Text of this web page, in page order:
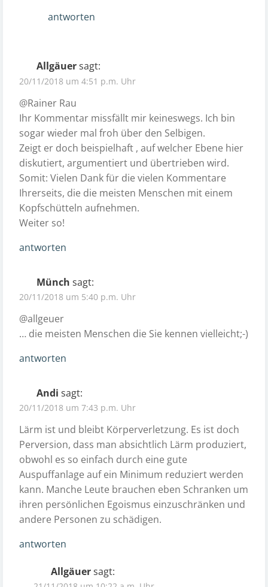
antworten
Allgäuersagt:
20/11/2018 um 4:51 p.m. Uhr
@Rainer Rau
Ihr Kommentar missfällt mir keineswegs. Ich bin
sogar wieder mal froh über den Selbigen.
Zeigt er doch beispielhaft , auf welcher Ebene hier
diskutiert, argumentiert und übertrieben wird.
Somit: Vielen Dank für die vielen Kommentare
Ihrerseits, die die meisten Menschen mit einem
Kopfschütteln aufnehmen.
Weiter so!
antworten
Münch sagt:
20/11/2018 um 5:40 p.m. Uhr
@allgeuer
… die meisten Menschen die Sie kennen vielleicht;-)
antworten
Andi sagt:
20/11/2018 um 7:43 p.m. Uhr
Lärm ist und bleibt Körperverletzung. Es ist doch
Perversion, dass man absichtlich Lärm produziert,
obwohl es so einfach durch eine gute
Auspuffanlage auf ein Minimum reduziert werden
kann. Manche Leute brauchen eben Schranken um
ihren persönlichen Egoismus einzuschränken und
andere Personen zu schädigen.
antworten
Allgäuersagt: